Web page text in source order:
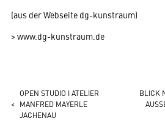
(aus der Webseite dg-kunstraum)
> www.dg-kunstraum.de
<
OPEN STUDIO I ATELIER
MANFRED MAYERLE
JACHENAU
BLICK